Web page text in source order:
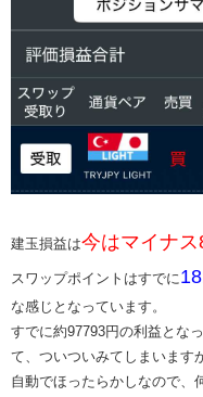
​​​​建玉損益は今はマイナス
スワップポイントはすでに
な感じとなっています。
すでに約97793円の利益とな
て、ついついみてしまいます
自動でほったらかしなので、